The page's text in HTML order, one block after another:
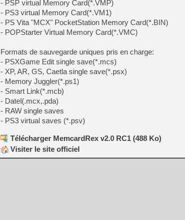
- PSP virtual Memory Card(*.VMP)
- PS3 virtual Memory Card(*.VM1)
- PS Vita "MCX" PocketStation Memory Card(*.BIN)
- POPStarter Virtual Memory Card(*.VMC)
Formats de sauvegarde uniques pris en charge:
- PSXGame Edit single save(*.mcs)
- XP, AR, GS, Caetla single save(*.psx)
- Memory Juggler(*.ps1)
- Smart Link(*.mcb)
- Datel(.mcx,.pda)
- RAW single saves
- PS3 virtual saves (*.psv)
Télécharger MemcardRex v2.0 RC1 (488 Ko)
Visiter le site officiel